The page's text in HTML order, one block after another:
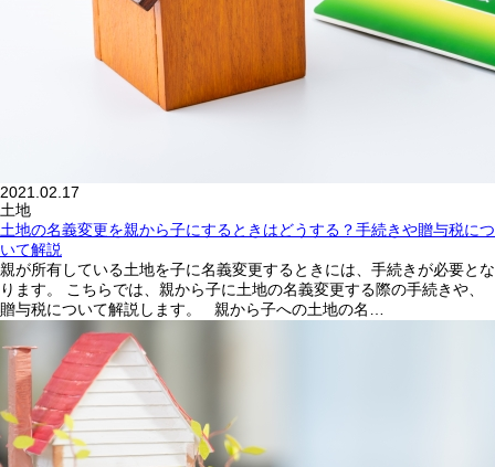
2021.02.17
土地
土地の名義変更を親から子にするときはどうする？手続きや贈与税につ
いて解説
親が所有している土地を子に名義変更するときには、手続きが必要とな
ります。 こちらでは、親から子に土地の名義変更する際の手続きや、
贈与税について解説します。 親から子への土地の名…